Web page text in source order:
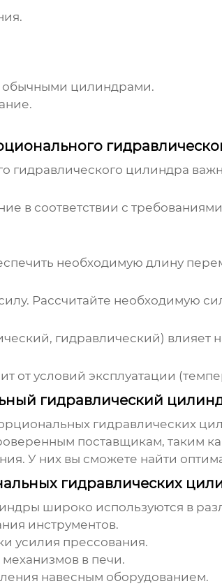
обычными цилиндрами.
гидравлического цилиндра
в соответствии с
необходимую длину
Рассчитайте необходимую
гидравлический) влияет
от условий эксплуатации
гидравлический
гидравлических
поставщикам, таким
У них вы сможете найти
гидравлических
широко используются в
инструментов.
усилия прессования.
в печи.
навесным оборудованием.